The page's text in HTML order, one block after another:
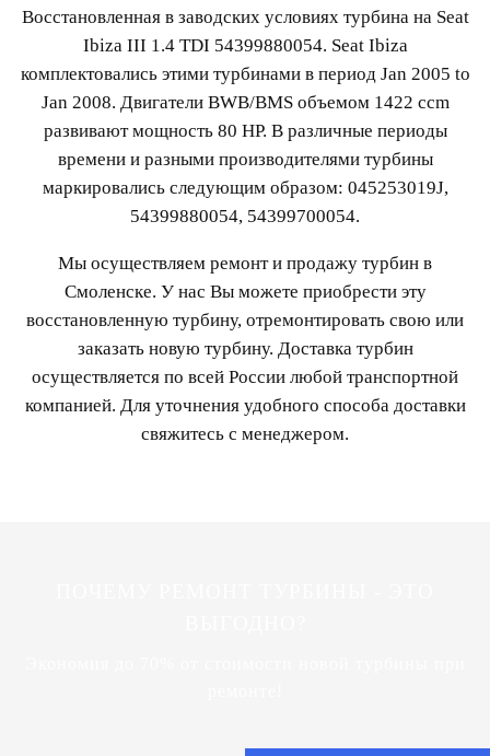
Восстановленная в заводских условиях турбина на Seat
Ibiza III 1.4 TDI 54399880054. Seat Ibiza
комплектовались этими турбинами в период Jan 2005 to
Jan 2008. Двигатели BWB/BMS объемом 1422 ccm
развивают мощность 80 HP. В различные периоды
времени и разными производителями турбины
маркировались следующим образом: 045253019J,
54399880054, 54399700054.
Мы осуществляем ремонт и продажу турбин в
Смоленске. У нас Вы можете приобрести эту
восстановленную турбину, отремонтировать свою или
заказать новую турбину. Доставка турбин
осуществляется по всей России любой транспортной
компанией. Для уточнения удобного способа доставки
свяжитесь с менеджером.